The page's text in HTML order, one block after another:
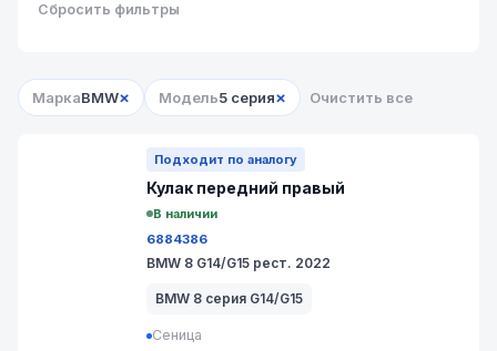
Сбросить фильтры
МаркаBMW× Модель5 серия× Очистить все
Подходит по аналогу
Кулак передний правый
В наличии
6884386
BMW 8 G14/G15 рест. 2022
BMW 8 серия G14/G15
Сеница